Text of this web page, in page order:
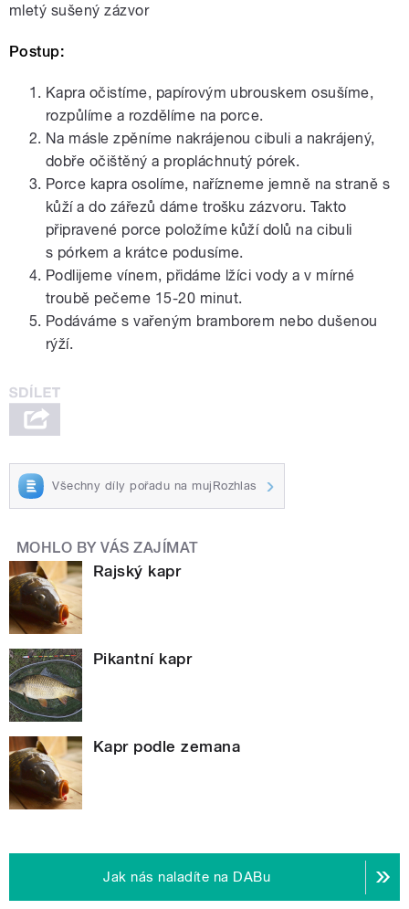
mletý sušený zázvor
Postup:
Kapra očistíme, papírovým ubrouskem osušíme,
rozpůlíme a rozdělíme na porce.
Na másle zpěníme nakrájenou cibuli a nakrájený,
dobře očištěný a propláchnutý pórek.
Porce kapra osolíme, nařízneme jemně na straně s
kůží a do zářezů dáme trošku zázvoru. Takto
připravené porce položíme kůží dolů na cibuli
s pórkem a krátce podusíme.
Podlijeme vínem, přidáme lžíci vody a v mírné
troubě pečeme 15-20 minut.
Podáváme s vařeným bramborem nebo dušenou
rýží.
Všechny díly pořadu na mujRozhlas
MOHLO BY VÁS ZAJÍMAT
Rajský kapr
Pikantní kapr
Kapr podle zemana
Jak nás naladíte na DABu